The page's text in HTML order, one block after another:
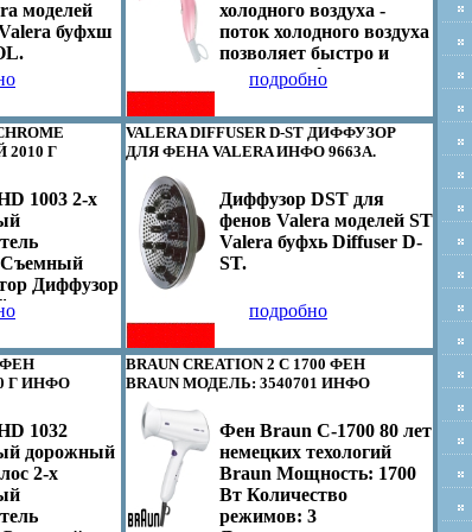
месяцев
о
на
на
и может
без
моделей
буфхш
2010 Г
1003 2-х
Диффузор
- кнопка
1400
20атдрь0 х
год
о
и
ФЕН
Г ИНФО
1032
дорожный
2-х
Насадка-концентратор
Складная ручка Длина
шнура: 1,6 м.
холодного воздуха -
поток холодного воздуха
позволяет быстро и
надежно зафиксировать
укладку Диффузор -
создает эффект
естественного объема
для волос любой длины
направляет воздушный
поток на определенный
участок прически, делая
ее создание еще более
Петля для
дополнительный
удобный способ
хранения фена
скорости воздушного
потока Кнопка подачи
холодного воздуха
Нбгдчйасадки:
концентратор, диффузор
подробно
VALERA DIFFUSER D-ST ДИФФУЗОР
ДЛЯ ФЕНА VALERA ИНФО 9663A.
Диффузор DST для
фенов Valera моделей ST
Valera буфхь Diffuser D-
ST.
подробно
BRAUN CREATION 2 C 1700 ФЕН
BRAUN МОДЕЛЬ: 3540701 ИНФО
9665A.
Фен Braun C-1700 80 лет
немецких техологий
Braun Мощность: 1700
Вт Количество
режимов: 3